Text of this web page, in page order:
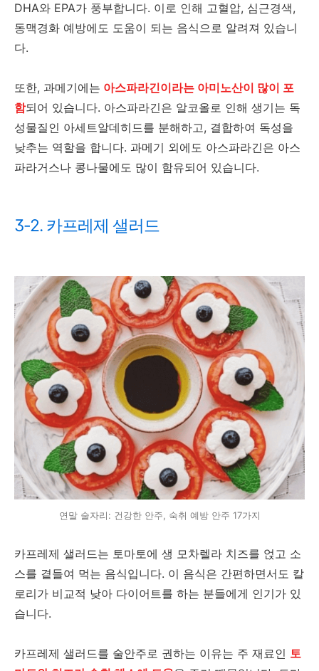
DHA와 EPA가 풍부합니다. 이로 인해 고혈압, 심근경색,
동맥경화 예방에도 도움이 되는 음식으로 알려져 있습니
다.
또한, 과메기에는 아스파라긴이라는 아미노산이 많이 포
함되어 있습니다. 아스파라긴은 알코올로 인해 생기는 독
성물질인 아세트알데히드를 분해하고, 결합하여 독성을
낮추는 역할을 합니다. 과메기 외에도 아스파라긴은 아스
파라거스나 콩나물에도 많이 함유되어 있습니다.
3-2. 카프레제 샐러드
연말 술자리: 건강한 안주, 숙취 예방 안주 17가지
카프레제 샐러드는 토마토에 생 모차렐라 치즈를 얹고 소
스를 곁들여 먹는 음식입니다. 이 음식은 간편하면서도 칼
로리가 비교적 낮아 다이어트를 하는 분들에게 인기가 있
습니다.
카프레제 샐러드를 술안주로 권하는 이유는 주 재료인 토